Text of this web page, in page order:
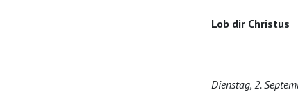
Lob dir Christus
Dienstag, 2.